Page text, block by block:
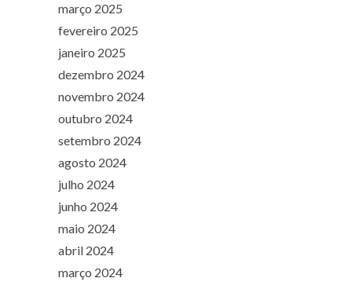
março 2025
fevereiro 2025
janeiro 2025
dezembro 2024
novembro 2024
outubro 2024
setembro 2024
agosto 2024
julho 2024
junho 2024
maio 2024
abril 2024
março 2024